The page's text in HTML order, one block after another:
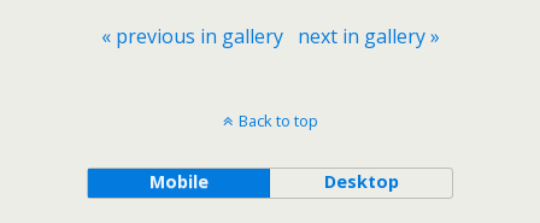
« previous in gallery next in gallery »
Back to top
Mobile Desktop